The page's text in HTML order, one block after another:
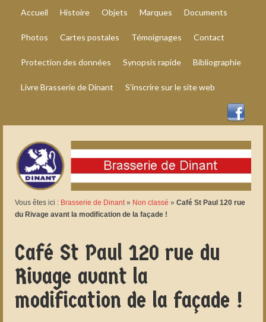
Accueil Histoire Objets Marques Documents
Photos Cartes postales Témoignages Contact
Protection des données Synopsis rapide Bibliographie
Livre Brasserie de Dinant S’inscrire sur le site web
Vous êtes ici : Brasserie de Dinant» Non classé » Café St Paul 120 rue
du Rivage avant la modification de la façade !
Café St Paul 120 rue du
Rivage avant la
modification de la façade !